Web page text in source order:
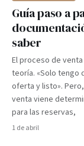
Guía paso a
saber
El proceso de
teoría. «Solo tengo
oferta y listo».
venta viene
para las reservas,
1 de abril